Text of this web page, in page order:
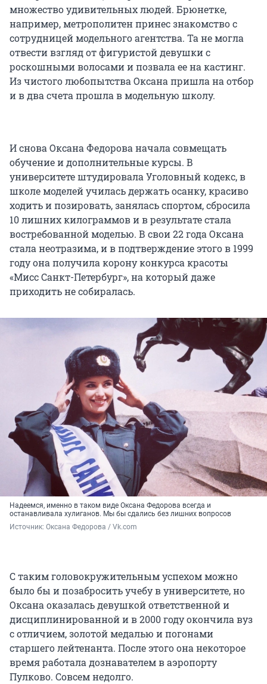
множество удивительных людей. Брюнетке,
например, метрополитен принес знакомство с
сотрудницей модельного агентства. Та не могла
отвести взгляд от фигуристой девушки с
роскошными волосами и позвала ее на кастинг.
Из чистого любопытства Оксана пришла на отбор
и в два счета прошла в модельную школу.
И снова Оксана Федорова начала совмещать
обучение и дополнительные курсы. В
университете штудировала Уголовный кодекс, в
школе моделей училась держать осанку, красиво
ходить и позировать, занялась спортом, сбросила
10 лишних килограммов и в результате стала
востребованной моделью. В свои 22 года Оксана
стала неотразима, и в подтверждение этого в 1999
году она получила корону конкурса красоты
«Мисс Санкт-Петербург», на который даже
приходить не собиралась.
Надеемся, именно в таком виде Оксана Федорова всегда и
останавливала хулиганов. Мы бы сдались без лишних вопросов
Источник: Оксана Федорова / Vk.com
С таким головокружительным успехом можно
было бы и позабросить учебу в университете, но
Оксана оказалась девушкой ответственной и
дисциплинированной и в 2000 году окончила вуз
с отличием, золотой медалью и погонами
старшего лейтенанта. После этого она некоторое
время работала дознавателем в аэропорту
Пулково. Совсем недолго.